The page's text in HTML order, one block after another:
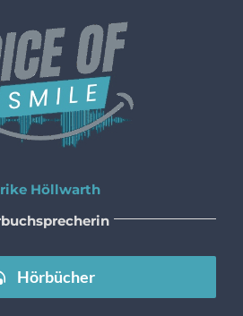
Höllwarth
Hörbücher